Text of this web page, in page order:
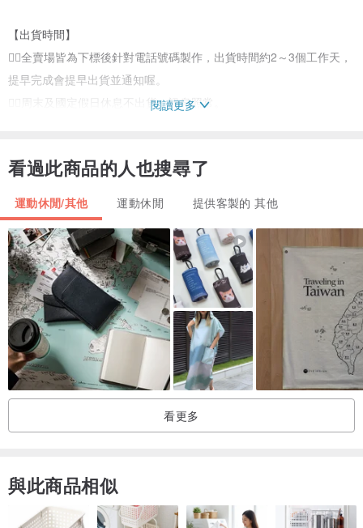
【出貨時間】
👉🏻全賣場皆為下標後針對電話號碼製作，出貨時間約2～3個工作天，
提早完成會提早出貨並通知喔。
👉🏻周末及國定假日休息不出貨，訊息照常。
若有大量客製印製需求，請洽設計師。
【關於售後】
👉🏻重大瑕疵且非人為損壞，收到後七天內，如掉漆破損可免費換貨，
請先與我們聯繫溝通唷。
👉🏻本賣場商品屬客製化製作，無法符合七天無條件鑑賞期喔。
👉🏻出貨前均有做到一定的品管，保證有一定的水準品質，但無法做到
精品品質，敬請見諒喔。
【品牌關注】
✔IG: creasense.oui
閱讀更多
看過此商品的人也搜尋了
運動休閒/其他 運動休閒 提供客製的 其他
看更多
與此商品相似